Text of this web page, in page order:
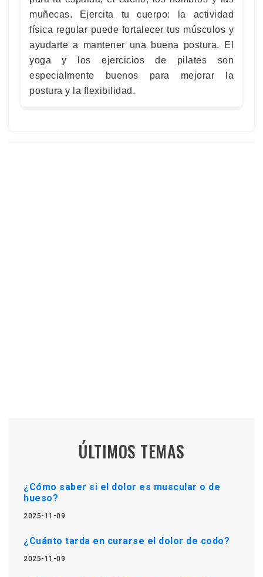
muñecas. Ejercita tu cuerpo: la actividad
física regular puede fortalecer tus músculos y
ayudarte a mantener una buena postura. El
yoga y los ejercicios de pilates son
especialmente buenos para mejorar la
postura y la flexibilidad.
ÚLTIMOS TEMAS
¿Cómo saber si el dolor es muscular o de
hueso?
2025-11-09
¿Cuánto tarda en curarse el dolor de codo?
2025-11-09